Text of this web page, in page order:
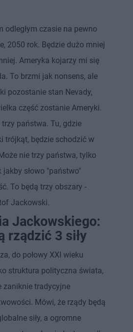
odległym czasie na pewno
2050 rok. Będzie dużo mniej
Ameryka kojarzy mi się
To brzmi jak nonsens, ale
pozostanie stan Nevady,
część zostanie Ameryki.
państwa. Tu, gdzie
trójkąt, będzie schodzić w
nie trzy państwa, tylko
jakby słowo "państwo"
To będą trzy obszary -
Jackowski.
Jackowskiego:
rządzić 3 siły
do połowy XXI wieku
struktura polityczna świata,
zaniknie tradycyjne
Mówi, że rządy będą
siły, a ogromne